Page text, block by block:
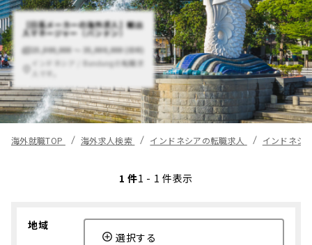
【日系メーカーの海外求人】輸出
入マネージャー（バンドン）
25,000,000 〜 35,000,000 (IDR)
インドネシア / Bandungの転職求
人です。
海外就職TOP 海外求人検索 インドネシアの転職求人 インドネシ
1 件1 - 1 件表示
地域
選択する